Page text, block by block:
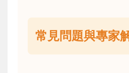
常見問題與專家